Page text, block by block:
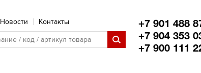
Новости Контакты
+7 901 488
+7 904 353
+7 900 111